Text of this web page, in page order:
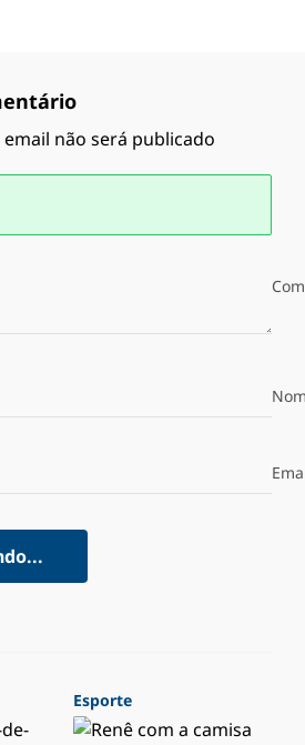
não será publicado
Esporte